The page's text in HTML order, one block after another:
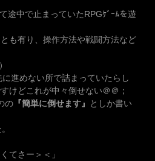
途中で止まっていたRPGｹﾞｰﾑを遊
も有り、操作方法や戦闘方法など
進めない所で詰まっていたらし
けどこれが中々倒せない＠＠；
の 『簡単に倒せます』
としか書い
てさー＞＜」